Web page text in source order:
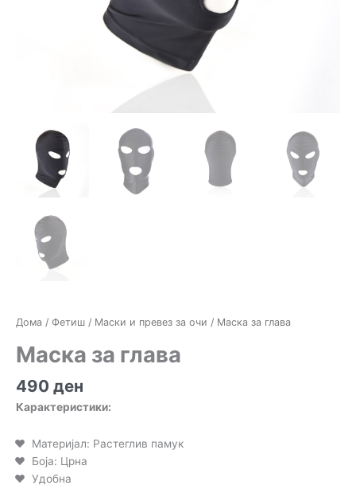
Дома / Фетиш / Маски и превез за очи / Маска за глава
Маска за глава
490 ден
Карактеристики:
Материјал: Растеглив памук
Боја: Црна
Удобна